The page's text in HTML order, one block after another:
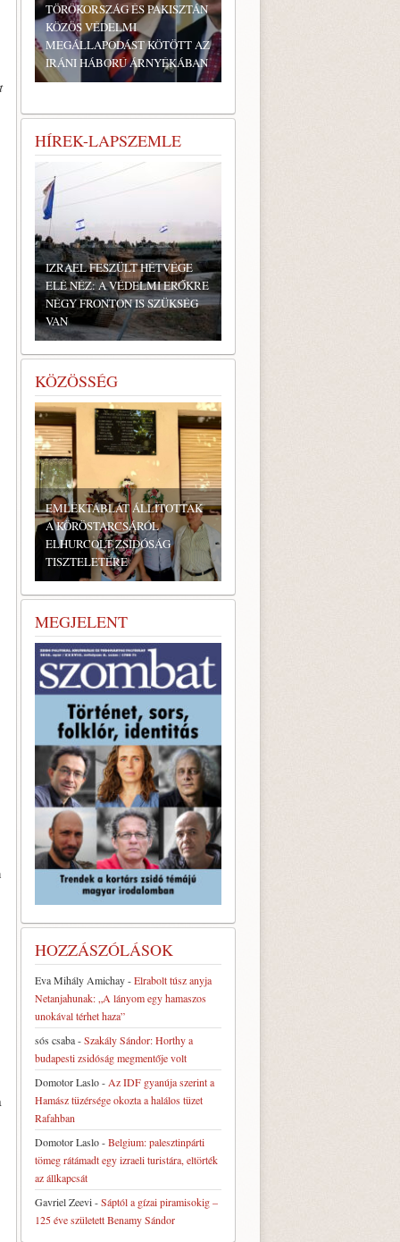
TÖRÖKORSZÁG ÉS PAKISZTÁN
KÖZÖS VÉDELMI
MEGÁLLAPODÁST KÖTÖTT AZ
IRÁNI HÁBORÚ ÁRNYÉKÁBAN
HÍREK-LAPSZEMLE
IZRAEL FESZÜLT HÉTVÉGE
ELÉ NÉZ: A VÉDELMI ERŐKRE
NÉGY FRONTON IS SZÜKSÉG
VAN
KÖZÖSSÉG
BONYHÁDI ZSIDÓ NAPOK
MEGJELENT
HOZZÁSZÓLÁSOK
Eva Mihály Amichay-Elrabolt túsz anyja
Netanjahunak: „A lányom egy hamaszos
unokával térhet haza”
sós csaba-Szakály Sándor: Horthy a
budapesti zsidóság megmentője volt
Domotor Laslo- Az IDF gyanúja szerint a
Hamász tüzérsége okozta a halálos tüzet
Rafahban
Domotor Laslo-Belgium: palesztinpárti
tömeg rátámadt egy izraeli turistára, eltörték
az állkapcsát
Gavriel Zeevi-Sáptól a gízai piramisokig –
125 éve született Benamy Sándor